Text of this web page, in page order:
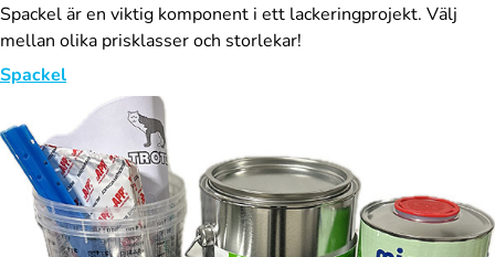
Spackel är en viktig komponent i ett lackeringprojekt. Välj
mellan olika prisklasser och storlekar!
Spackel